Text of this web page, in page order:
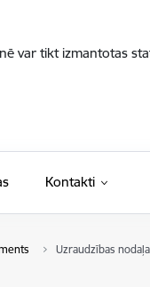
var tikt izmantotas
Kontakti
Uzraudzības nodaļa